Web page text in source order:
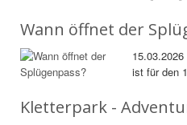
Wann öffnet der
ist für den
Kletterpark -